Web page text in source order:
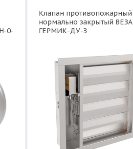
0-
Клапан противопожарный
нормально закрытый ВЕЗА
ГЕРМИК-ДУ-З